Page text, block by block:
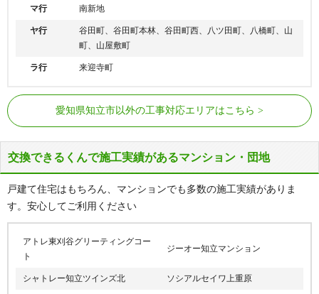
マ行 南新地
ヤ行
谷田町、谷田町本林、谷田町西、八ツ田町、八橋町、山
町、山屋敷町
ラ行 来迎寺町
名鉄名古屋本線 牛田駅、知立駅
愛知県知立市以外の工事対応エリアはこちら
交換できるくんで施工実績があるマンション・団地
戸建て住宅はもちろん、マンションでも多数の施工実績がありま
す。安心してご利用ください
アトレ東刈谷グリーティングコー
ト
ジーオー知立マンション
シャトレー知立ツインズ北 ソシアルセイワ上重原